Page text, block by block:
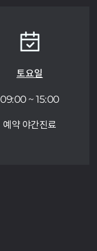
토요일
09:00 ~ 15:00
예약 야간진료